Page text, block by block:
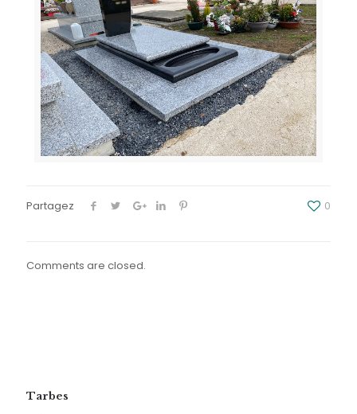
Partagez 0
Comments are closed.
Tarbes